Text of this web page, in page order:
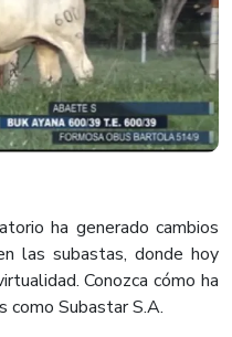
ha generado cambios
las subastas, donde hoy
Conozca cómo ha
como Subastar S.A.